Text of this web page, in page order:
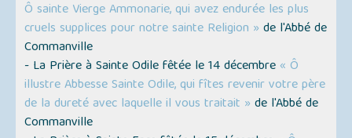
Ô sainte Vierge Ammonarie, qui avez endurée les plus
cruels supplices pour notre sainte Religion » de l'Abbé de
Commanville
- La Prière à Sainte Odile fêtée le 14 décembre « Ô
illustre Abbesse Sainte Odile, qui fîtes revenir votre père
de la dureté avec laquelle il vous traitait » de l'Abbé de
Commanville